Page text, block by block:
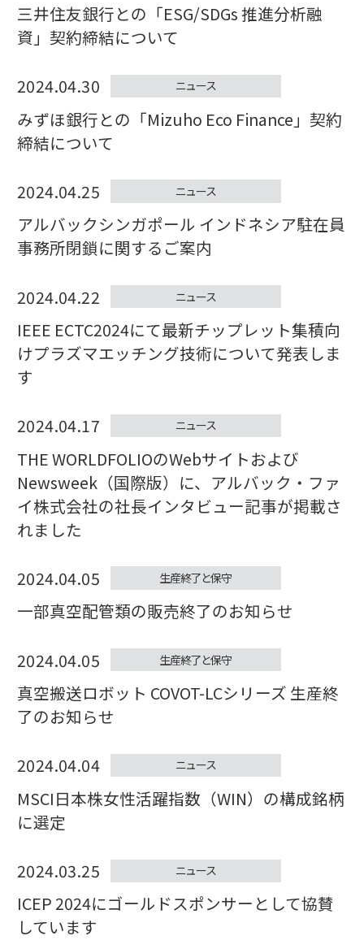
三井住友銀行との「ESG/SDGs 推進分析融
資」契約締結について
2024.04.30 ニュース
みずほ銀行との「Mizuho Eco Finance」契約
締結について
2024.04.25 ニュース
アルバックシンガポール インドネシア駐在員
事務所閉鎖に関するご案内
2024.04.22 ニュース
IEEE ECTC2024にて最新チップレット集積向
けプラズマエッチング技術について発表しま
す
2024.04.17 ニュース
THE WORLDFOLIOのWebサイトおよび
Newsweek（国際版）に、アルバック・ファ
イ株式会社の社長インタビュー記事が掲載さ
れました
2024.04.05 生産終了と保守
一部真空配管類の販売終了のお知らせ
2024.04.05 生産終了と保守
真空搬送ロボット COVOT-LCシリーズ 生産終
了のお知らせ
2024.04.04 ニュース
MSCI日本株女性活躍指数（WIN）の構成銘柄
に選定
2024.03.25 ニュース
ICEP 2024にゴールドスポンサーとして協賛
しています